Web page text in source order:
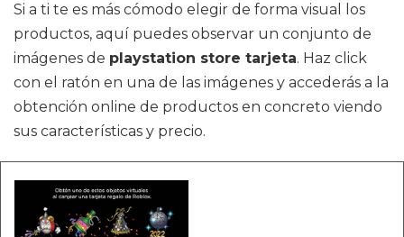
Si a ti te es más cómodo elegir de forma visual los
productos, aquí puedes observar un conjunto de
imágenes de playstation store tarjeta. Haz click
con el ratón en una de las imágenes y accederás a la
obtención online de productos en concreto viendo
sus características y precio.